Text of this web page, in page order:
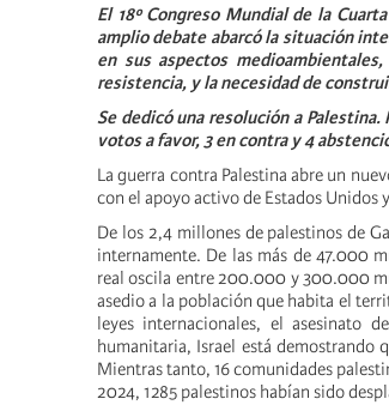
El 18º Congreso Mundial de la
amplio debate abarcó la situación
en sus aspectos
resistencia, y la necesidad de
Se dedicó una resolución a Palestina.
votos a favor, 3 en contra y 4
La guerra contra Palestina abre un
con el apoyo activo de Estados
De los 2,4 millones de palestinos de
internamente. De las más de 47.000
real oscila entre 200.000 y 300.000
asedio a la población que habita el
leyes internacionales, el asesinato
humanitaria, Israel está demostrando
Mientras tanto, 16 comunidades
2024, 1285 palestinos habían sido